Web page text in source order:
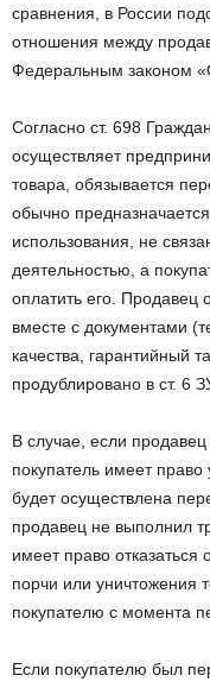
сравнения, в России
отношения между
Федеральным законом
Согласно ст. 698
осуществляет
товара, обязывается
обычно
использования, не
деятельностью, а
оплатить его. Продавец
вместе с документами
качества, гарантийный
продублировано в ст. 6
В случае, если
покупатель имеет право
будет осуществлена
продавец не выполнил
имеет право отказаться
порчи или уничтожения
покупателю с момента
Если покупателю был